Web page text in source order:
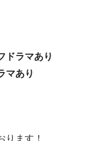
ドラマあり
マあり
ります！